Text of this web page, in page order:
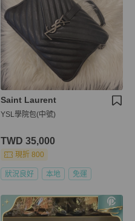
Saint Laurent
YSL學院包(中號)
TWD 35,000
現折 800
狀況良好 本地 免運